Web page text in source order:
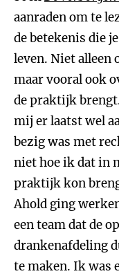
aanraden om te
de betekenis die
leven. Niet alleen
maar vooral ook
de praktijk
mij er laatst wel
bezig was met
niet hoe ik dat in
praktijk kon
Ahold ging
een team dat de
drankenafdeling
te maken. Ik was